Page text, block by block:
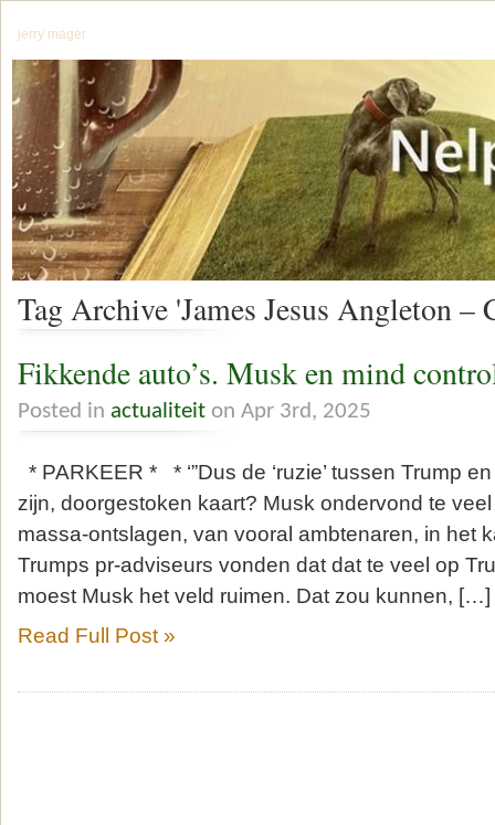
jerry mager
Tag Archive 'James Jesus Angleton
Fikkende auto’s. Musk en mind
Posted in actualiteit on Apr 3rd, 2025
* PARKEER * * ‘”Dus de ‘ruzie’ tussen Trump
zijn, doorgestoken kaart? Musk ondervond te
massa-ontslagen, van vooral ambtenaren, in het
Trumps pr-adviseurs vonden dat dat te veel op
moest Musk het veld ruimen. Dat zou kunnen, […]
Read Full Post »